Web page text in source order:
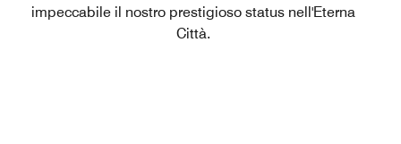
impeccabile il nostro prestigioso status nell'Eterna
Città.